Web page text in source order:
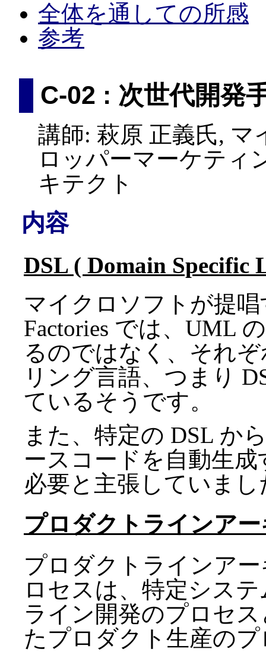
全体を通しての所感
参考
C-02 : 次世代開発
講師: 萩原 正義氏,
ロッパーマーケティ
キテクト
内容
DSL ( Domain Specific
マイクロソフトが提唱
Factories では、UML
るのではなく、それ
リング言語、つまり
ているそうです。
また、特定の DSL か
ースコードを自動生
必要と主張していまし
プロダクトラインア
プロダクトラインア
ロセスは、特定シス
ライン開発のプロセ
たプロダクト生産の